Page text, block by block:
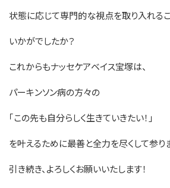
状態に応じて専門的な視点を取り入れる
いかがでしたか？
これからもナッセケアベイス宝塚は、
パーキンソン病の方々の
｢この先も自分らしく生きていきたい！｣
を叶えるために最善と全力を尽くして参り
引き続き、よろしくお願いいたします！